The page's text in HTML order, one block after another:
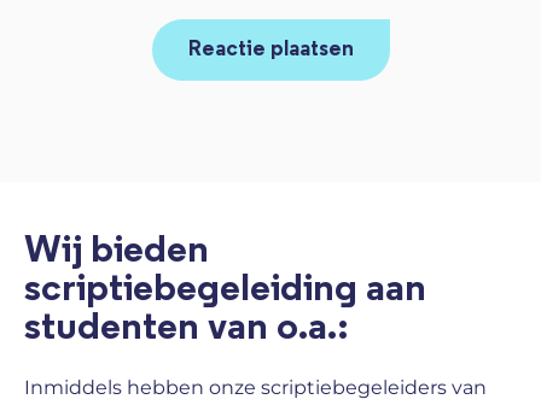
Wij bieden
scriptiebegeleiding aan
studenten van o.a.:
Inmiddels hebben onze scriptiebegeleiders van